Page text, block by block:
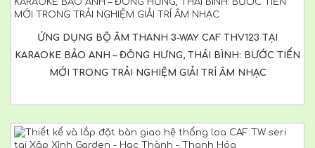
ỨNG DỤNG BỘ ÂM THANH 3-WAY CAF THV123 TẠI
KARAOKE BẢO ANH – ĐÔNG HƯNG, THÁI BÌNH: BƯỚC TIẾN
MỚI TRONG TRẢI NGHIỆM GIẢI TRÍ ÂM NHẠC